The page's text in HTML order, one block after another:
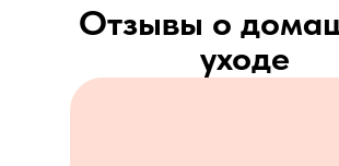
Отзывы о
уходе